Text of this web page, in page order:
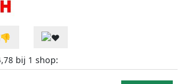
bij 1 shop: